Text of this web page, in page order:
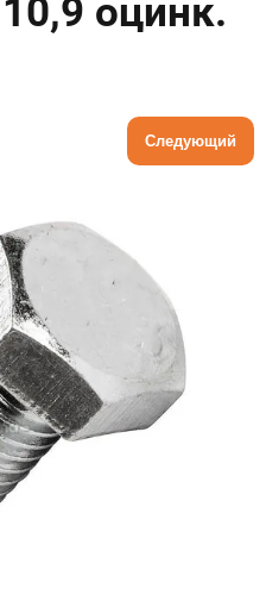
оцинк.
Следующий